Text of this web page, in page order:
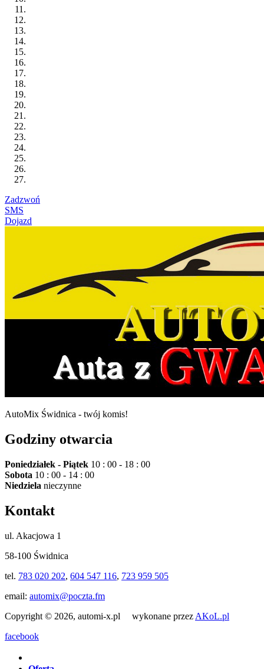
Zadzwoń
SMS
Dojazd
AutoMix Świdnica - twój komis!
Godziny otwarcia
Poniedziałek - Piątek 10 : 00 - 18 : 00
Sobota 10 : 00 - 14 : 00
Niedziela nieczynne
Kontakt
ul. Akacjowa 1
58-100 Świdnica
tel. 783 020 202, 604 547 116, 723 959 505
email: automix@poczta.fm
Copyright © 2026, automi-x.pl wykonane przez AKoL.pl
facebook